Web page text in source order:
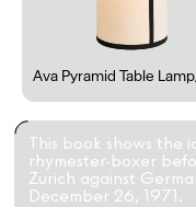
Accès
Ava Pyramid Table Lamp,
This book shows the
rhymester-boxer
Zurich against
December 26, 1971.